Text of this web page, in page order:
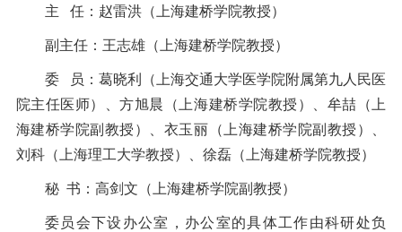
主 任：赵雷洪（上海建桥学院教授）
副主任：王志雄（上海建桥学院教授）
委 员：葛晓利（上海交通大学医学院附属第九人民医
院主任医师）、方旭晨（上海建桥学院教授）、牟喆（上
海建桥学院副教授）、衣玉丽（上海建桥学院副教授）、
刘科（上海理工大学教授）、徐磊（上海建桥学院教授）
秘 书：高剑文（上海建桥学院副教授）
委员会下设办公室，办公室的具体工作由科研处负